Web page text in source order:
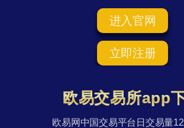
进入官网
立即注册
欧易交易所app
欧易网中国交易平台日交易量